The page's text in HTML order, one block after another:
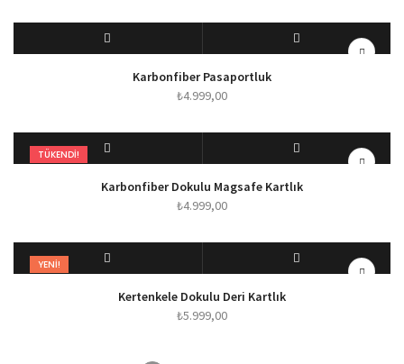
SEPETE EKLEKarbonfiber Pasaportluk
₺4.999,00
TÜKENDI!
DEVAMINI OKU
HIZLI BAKIŞ
Karbonfiber Dokulu Magsafe Kartlık
₺4.999,00
YENI!
SEÇENEKLER
HIZLI BAKIŞ
Kertenkele Dokulu Deri Kartlık
₺5.999,00